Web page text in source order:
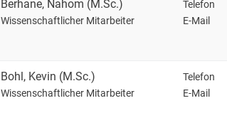
Berhane, Nahom (M.Sc.)
Wissenschaftlicher Mitarbeiter
Telefon
E-Mail
Bohl, Kevin (M.Sc.)
Wissenschaftlicher Mitarbeiter
Telefon
E-Mail